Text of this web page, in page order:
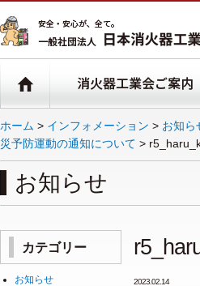
ホーム > インフォメーション > お知ら
災予防運動の通知について >
お知らせ
カテゴリー
お知らせ
2023.02.14